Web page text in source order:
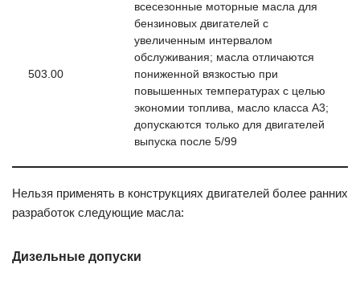
503.00
всесезонные моторные масла для
бензиновых двигателей с
увеличенным интервалом
обслуживания; масла отличаются
пониженной вязкостью при
повышенных температурах с целью
экономии топлива, масло класса А3;
допускаются только для двигателей
выпуска после 5/99
Нельзя применять в конструкциях двигателей более ранних
разработок следующие масла:
Дизельные допуски